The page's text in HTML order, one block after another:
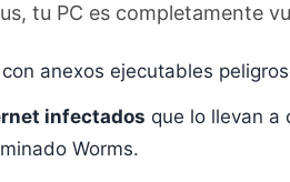
tu PC es completamente
con anexos ejecutables
infectados que lo llevan a
Worms.